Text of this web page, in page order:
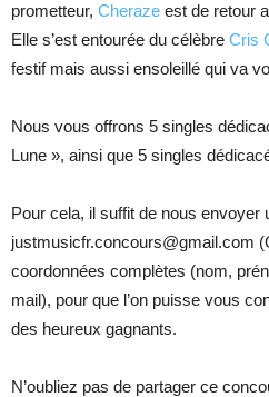
prometteur, Cheraze est de retour
Elle s’est entourée du célèbre Cris
festif mais aussi ensoleillé qui va
Nous vous offrons 5 singles
Lune », ainsi que 5 singles
Pour cela, il suffit de nous envoyer
justmusicfr.concours@gmail.com
coordonnées complètes (nom,
mail), pour que l’on puisse vous
des heureux gagnants.
N’oubliez pas de partager ce